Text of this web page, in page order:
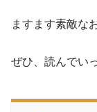
ますます素敵な
ぜひ、読んでい